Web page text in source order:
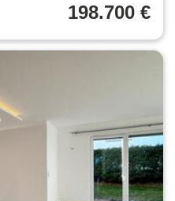
198.700 €